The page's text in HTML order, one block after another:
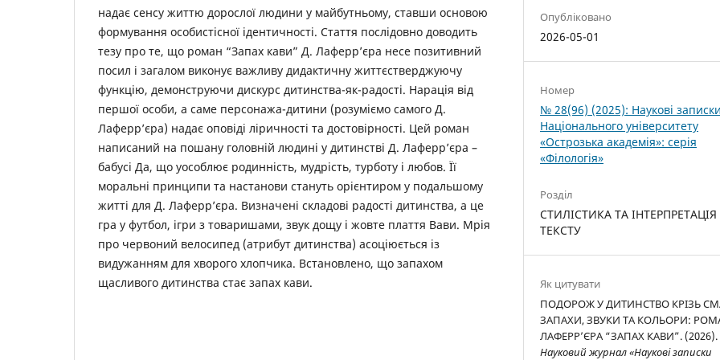
надає сенсу життю дорослої людини у майбутньому, ставши основою
формування особистісної ідентичності. Стаття послідовно доводить
тезу про те, що роман “Запах кави” Д. Лаферр’єра несе позитивний
посил і загалом виконує важливу дидактичну життєстверджуючу
функцію, демонструючи дискурс дитинства-як-радості. Нарація від
першої особи, а саме персонажа-дитини (розуміємо самого Д.
Лаферр’єра) надає оповіді ліричності та достовірності. Цей роман
написаний на пошану головній людині у дитинстві Д. Лаферр’єра –
бабусі Да, що уособлює родинність, мудрість, турботу і любов. Її
моральні принципи та настанови стануть орієнтиром у подальшому
житті для Д. Лаферр’єра. Визначені складові радості дитинства, а це
гра у футбол, ігри з товаришами, звук дощу і жовте плаття Вави. Мрія
про червоний велосипед (атрибут дитинства) асоціюється із
видужанням для хворого хлопчика. Встановлено, що запахом
щасливого дитинства стає запах кави.
Опубліковано
2026-05-01
Номер
№ 28(96) (2025): Наукові записки
Національного університету
«Острозька академія»: серія
«Філологія»
Розділ
СТИЛІСТИКА ТА ІНТЕРПРЕТАЦІЯ
ТЕКСТУ
Як цитувати
ПОДОРОЖ У ДИТИНСТВО КРІЗЬ
ЗАПАХИ, ЗВУКИ ТА КОЛЬОРИ:
ЛАФЕPР’ЄРА “ЗАПАХ КАВИ”. (2026).
Науковий журнал «Наукові записки